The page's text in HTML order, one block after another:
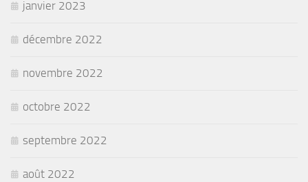
janvier 2023
décembre 2022
novembre 2022
octobre 2022
septembre 2022
août 2022